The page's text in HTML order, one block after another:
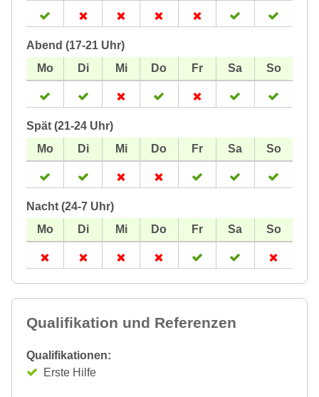
Abend (17-21 Uhr)
Spät (21-24 Uhr)
Nacht (24-7 Uhr)
Qualifikation und Referenzen
Qualifikationen:
Erste Hilfe